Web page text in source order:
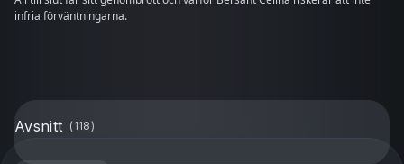
infria förväntningarna.
Avsnitt ( 118)